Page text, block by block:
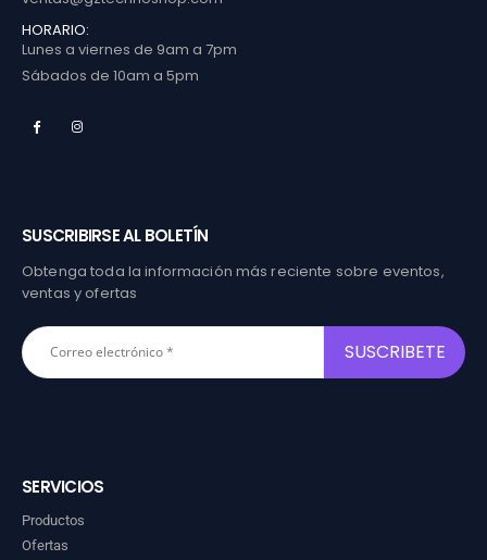
HORARIO:
Lunes a viernes de 9am a 7pm
Sábados de 10am a 5pm
SUSCRIBIRSE AL BOLETÍN
Obtenga toda la información más reciente sobre eventos,
ventas y ofertas
SERVICIOS
Productos
Ofertas